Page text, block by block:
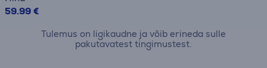
59.99 €
Tulemus on ligikaudne ja võib erineda sulle
pakutavatest tingimustest.